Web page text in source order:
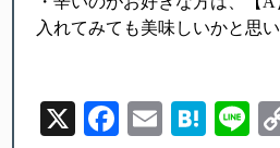
入れてみても美味しいかと思
X Facebook
Email